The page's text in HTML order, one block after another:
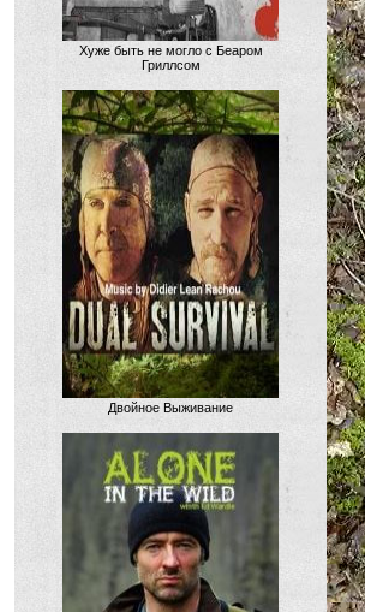
Хуже быть не могло с Беаром
Гриллсом
Двойное Выживание